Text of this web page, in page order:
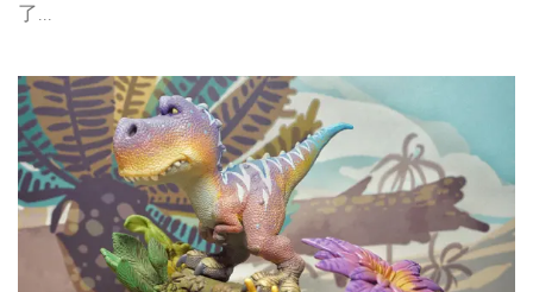
了...